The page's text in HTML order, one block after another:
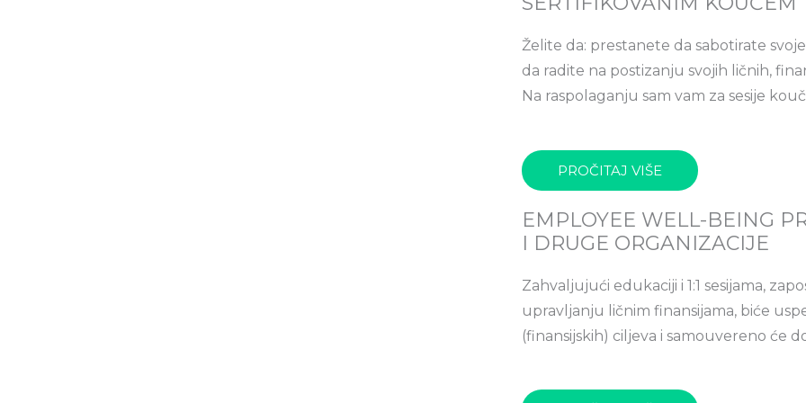
Želite da: prestanete da sabotirate
da radite na postizanju svojih ličnih,
Na raspolaganju sam vam za sesije
PROČITAJ VIŠE
EMPLOYEE WELL-BEING
I DRUGE ORGANIZACIJE
Zahvaljujući edukaciji i 1:1 sesijama,
upravljanju ličnim finansijama, biće
(finansijskih) ciljeva i samouvereno će